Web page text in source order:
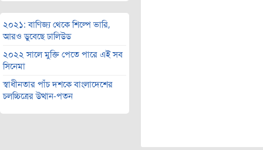
২০২১: বাণিজ্য থেকে শিল্পে ভারি,
আরও ডুবেছে ঢালিউড
২০২২ সালে মুক্তি পেতে পারে এই সব
সিনেমা
স্বাধীনতার পাঁচ দশকে বাংলাদেশের
চলচ্চিত্রের উত্থান-পতন